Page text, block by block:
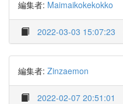
編集者: Maimaikokekokko
2022-03-03 15:07:23
編集者: Zinzaemon
2022-02-07 20:51:01